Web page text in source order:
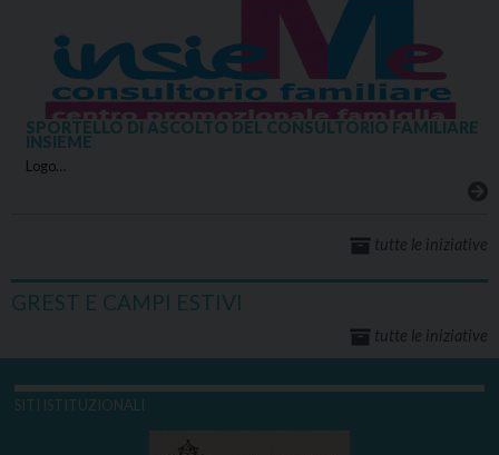
SPORTELLO DI ASCOLTO DEL CONSULTORIO FAMILIARE
INSIEME
Logo…
tutte le iniziative
GREST E CAMPI ESTIVI
tutte le iniziative
SITI ISTITUZIONALI